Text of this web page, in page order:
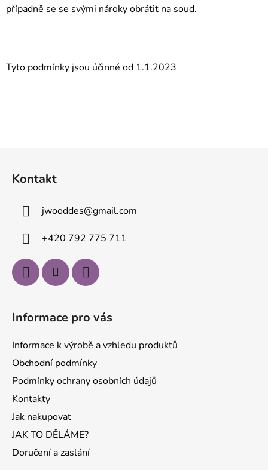
případně se se svými nároky obrátit na soud.
Tyto podmínky jsou účinné od 1.1.2023
Kontakt
jwooddes@gmail.com
+420 792 775 711
Informace pro vás
Informace k výrobě a vzhledu produktů
Obchodní podmínky
Podmínky ochrany osobních údajů
Kontakty
Jak nakupovat
JAK TO DĚLÁME?
Doručení a zaslání